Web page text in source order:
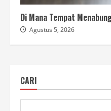
Di Mana Tempat
Agustus 5, 2026
CARI